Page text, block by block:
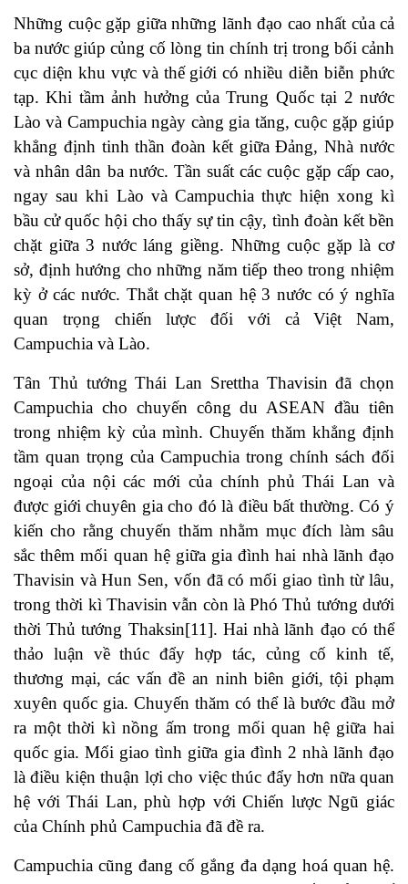
Những cuộc gặp giữa những lãnh đạo cao nhất của cả
ba nước giúp củng cố lòng tin chính trị trong bối cảnh
cục diện khu vực và thế giới có nhiều diễn biễn phức
tạp. Khi tầm ảnh hưởng của Trung Quốc tại 2 nước
Lào và Campuchia ngày càng gia tăng, cuộc gặp giúp
khẳng định tinh thần đoàn kết giữa Đảng, Nhà nước
và nhân dân ba nước. Tần suất các cuộc gặp cấp cao,
ngay sau khi Lào và Campuchia thực hiện xong kì
bầu cử quốc hội cho thấy sự tin cậy, tình đoàn kết bền
chặt giữa 3 nước láng giềng. Những cuộc gặp là cơ
sở, định hướng cho những năm tiếp theo trong nhiệm
kỳ ở các nước. Thắt chặt quan hệ 3 nước có ý nghĩa
quan trọng chiến lược đối với cả Việt Nam,
Campuchia và Lào.
Tân Thủ tướng Thái Lan Srettha Thavisin đã chọn
Campuchia cho chuyến công du ASEAN đầu tiên
trong nhiệm kỳ của mình. Chuyến thăm khẳng định
tầm quan trọng của Campuchia trong chính sách đối
ngoại của nội các mới của chính phủ Thái Lan và
được giới chuyên gia cho đó là điều bất thường. Có ý
kiến cho rằng chuyến thăm nhằm mục đích làm sâu
sắc thêm mối quan hệ giữa gia đình hai nhà lãnh đạo
Thavisin và Hun Sen, vốn đã có mối giao tình từ lâu,
trong thời kì Thavisin vẫn còn là Phó Thủ tướng dưới
thời Thủ tướng Thaksin[11]. Hai nhà lãnh đạo có thể
thảo luận về thúc đẩy hợp tác, củng cố kinh tế,
thương mại, các vấn đề an ninh biên giới, tội phạm
xuyên quốc gia. Chuyến thăm có thể là bước đầu mở
ra một thời kì nồng ấm trong mối quan hệ giữa hai
quốc gia. Mối giao tình giữa gia đình 2 nhà lãnh đạo
là điều kiện thuận lợi cho việc thúc đẩy hơn nữa quan
hệ với Thái Lan, phù hợp với Chiến lược Ngũ giác
của Chính phủ Campuchia đã đề ra.
Campuchia cũng đang cố gắng đa dạng hoá quan hệ.